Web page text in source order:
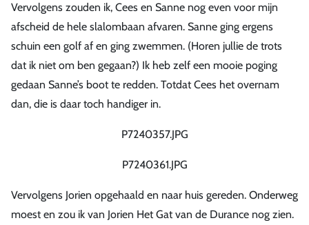
Vervolgens zouden ik, Cees en Sanne nog even voor mijn
afscheid de hele slalombaan afvaren. Sanne ging ergens
schuin een golf af en ging zwemmen. (Horen jullie de trots
dat ik niet om ben gegaan?) Ik heb zelf een mooie poging
gedaan Sanne’s boot te redden. Totdat Cees het overnam
dan, die is daar toch handiger in.
P7240357.JPG
P7240361.JPG
Vervolgens Jorien opgehaald en naar huis gereden. Onderweg
moest en zou ik van Jorien Het Gat van de Durance nog zien.